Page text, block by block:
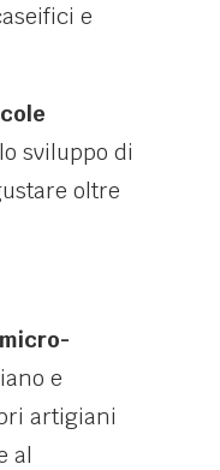
e
sviluppo di
oltre
e
artigiani
al